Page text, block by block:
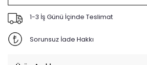
1-3 İş Günü İçinde Teslimat
Sorunsuz İade Hakkı